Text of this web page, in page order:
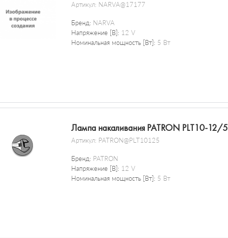
Артикул: NARVA@17177
Бренд: NARVA
Напряжение [В]: 12 V
Номинальная мощность [Вт]: 5 Вт
Лампа накаливания PATRON PLT10-12/5
Артикул: PATRON@PLT10125
Бренд: PATRON
Напряжение [В]: 12 V
Номинальная мощность [Вт]: 5 Вт